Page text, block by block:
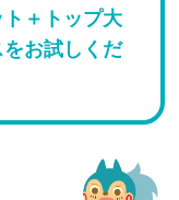
＋トップ大
お試しくだ